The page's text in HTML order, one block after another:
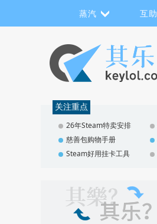
蒸汽 互助
关注重点
26年Steam特卖安排
慈善包购物手册
Steam好用挂卡工具